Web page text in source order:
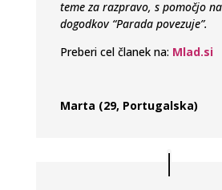
teme za razpravo, s pomočjo
dogodkov “Parada povezuje”.
Preberi cel članek na: Mlad.si
Marta (29, Portugalska)